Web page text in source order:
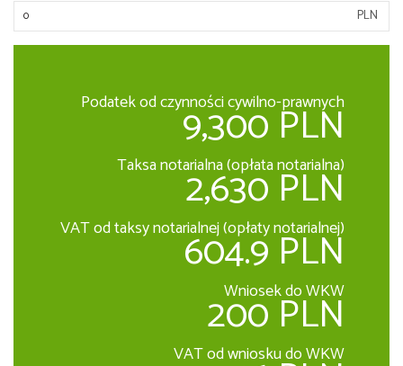
PLN
Podatek od czynności cywilno-prawnych
9,300 PLN
Taksa notarialna (opłata notarialna)
2,630 PLN
VAT od taksy notarialnej (opłaty notarialnej)
604.9 PLN
Wniosek do WKW
200 PLN
VAT od wniosku do WKW